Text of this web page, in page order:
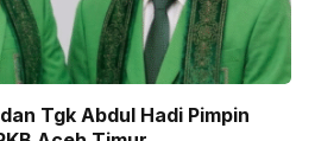
Tgk Abdul Hadi Pimpin